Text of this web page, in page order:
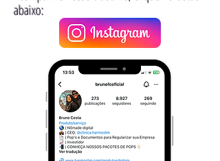
abaixo: